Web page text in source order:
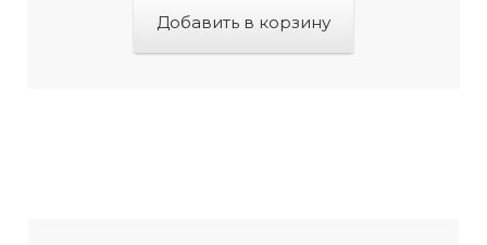
Добавить в корзину